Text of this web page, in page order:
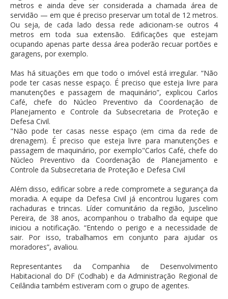
metros e ainda deve ser considerada a chamada área de
servidão — em que é preciso preservar um total de 12 metros.
Ou seja, de cada lado dessa rede adicionam-se outros 4
metros em toda sua extensão. Edificações que estejam
ocupando apenas parte dessa área poderão recuar portões e
garagens, por exemplo.
Mas há situações em que todo o imóvel está irregular. “Não
pode ter casas nesse espaço. É preciso que esteja livre para
manutenções e passagem de maquinário”, explicou Carlos
Café, chefe do Núcleo Preventivo da Coordenação de
Planejamento e Controle da Subsecretaria de Proteção e
Defesa Civil.
"Não pode ter casas nesse espaço (em cima da rede de
drenagem). É preciso que esteja livre para manutenções e
passagem de maquinário, por exemplo"Carlos Café, chefe do
Núcleo Preventivo da Coordenação de Planejamento e
Controle da Subsecretaria de Proteção e Defesa Civil
Além disso, edificar sobre a rede compromete a segurança da
moradia. A equipe da Defesa Civil já encontrou lugares com
rachaduras e trincas. Líder comunitário da região, Juscelino
Pereira, de 38 anos, acompanhou o trabalho da equipe que
iniciou a notificação. “Entendo o perigo e a necessidade de
sair. Por isso, trabalhamos em conjunto para ajudar os
moradores”, avaliou.
Representantes da Companhia de Desenvolvimento
Habitacional do DF (Codhab) e da Administração Regional de
Ceilândia também estiveram com o grupo de agentes.